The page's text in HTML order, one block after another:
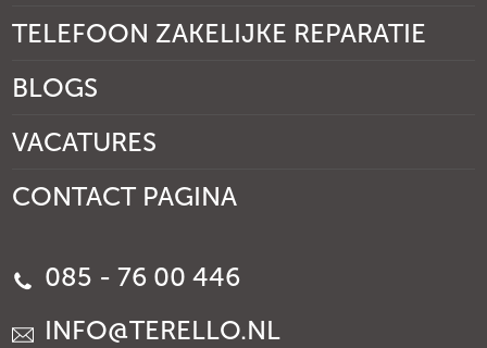
TELEFOON ZAKELIJKE REPARATIE
BLOGS
VACATURES
CONTACT PAGINA
085 - 76 00 446
INFO@TERELLO.NL